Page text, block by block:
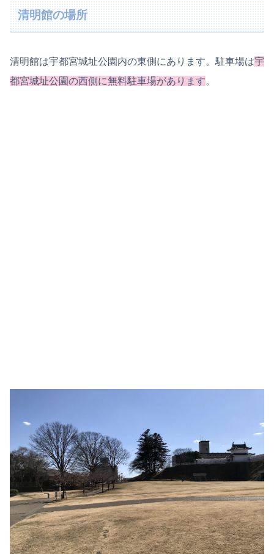
清明館の場所
清明館は宇都宮城址公園内の東側にあります。駐車場は宇
都宮城址公園の西側に無料駐車場があります。